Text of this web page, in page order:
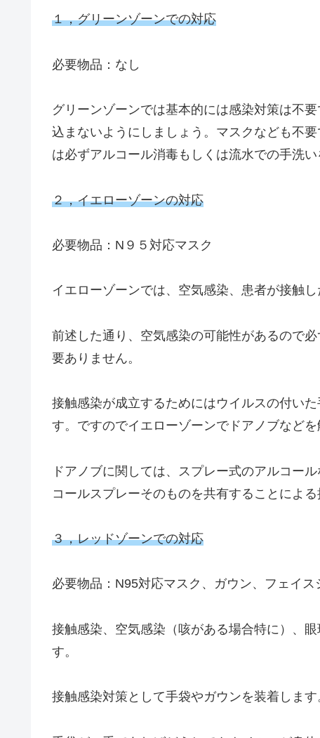
１，グリーンゾーンでの対応
必要物品：なし
グリーンゾーンでは基本的には感染対策は不
込まないようにしましょう。マスクなども不
は必ずアルコール消毒もしくは流水での手洗
２，イエローゾーンの対応
必要物品：N９５対応マスク
イエローゾーンでは、空気感染、患者が接触
前述した通り、空気感染の可能性があるので
要ありません。
接触感染が成立するためにはウイルスの付い
す。ですのでイエローゾーンでドアノブなど
ドアノブに関しては、スプレー式のアルコー
コールスプレーそのものを共有することによ
３，レッドゾーンでの対応
必要物品：N95対応マスク、ガウン、フェイ
接触感染、空気感染（咳がある場合特に）、
す。
接触感染対策として手袋やガウンを装着します